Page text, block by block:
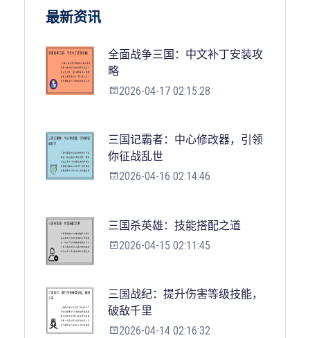
最新资讯
全面战争三国：中文补丁安装攻
略
2026-04-17 02:15:28
三国记霸者：中心修改器，引领
你征战乱世
2026-04-16 02:14:46
三国杀英雄：技能搭配之道
2026-04-15 02:11:45
三国战纪：提升伤害等级技能，
破敌千里
2026-04-14 02:16:32